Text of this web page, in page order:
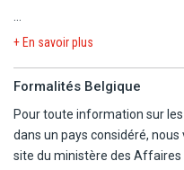
Séjour au Koh Yao Yai Village
- Concept Framissima : chef
- Arrivée à partir de 14h.
- Hôtel entièrement non-
- Lit bébé sur demande, sous
- 2 bouteilles d'eau/jour.
+ En savoir plus
Formalités Belgique
Pour toute information sur
dans un pays considéré,
site du ministère des Affaires